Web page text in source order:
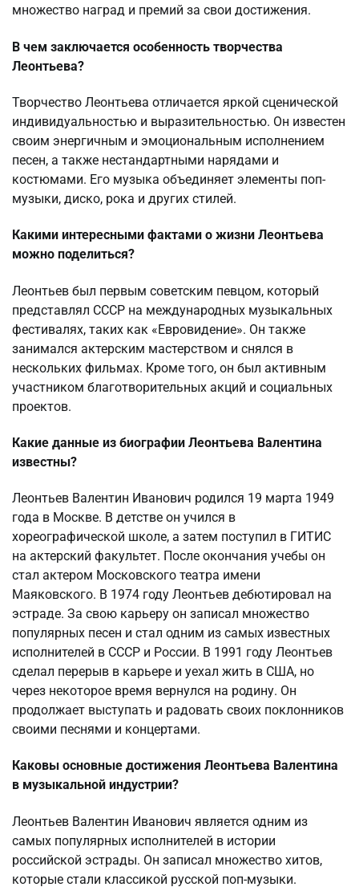
множество наград и премий за свои достижения.
В чем заключается особенность творчества
Леонтьева?
Творчество Леонтьева отличается яркой сценической
индивидуальностью и выразительностью. Он известен
своим энергичным и эмоциональным исполнением
песен, а также нестандартными нарядами и
костюмами. Его музыка объединяет элементы поп-
музыки, диско, рока и других стилей.
Какими интересными фактами о жизни Леонтьева
можно поделиться?
Леонтьев был первым советским певцом, который
представлял СССР на международных музыкальных
фестивалях, таких как «Евровидение». Он также
занимался актерским мастерством и снялся в
нескольких фильмах. Кроме того, он был активным
участником благотворительных акций и социальных
проектов.
Какие данные из биографии Леонтьева Валентина
известны?
Леонтьев Валентин Иванович родился 19 марта 1949
года в Москве. В детстве он учился в
хореографической школе, а затем поступил в ГИТИС
на актерский факультет. После окончания учебы он
стал актером Московского театра имени
Маяковского. В 1974 году Леонтьев дебютировал на
эстраде. За свою карьеру он записал множество
популярных песен и стал одним из самых известных
исполнителей в СССР и России. В 1991 году Леонтьев
сделал перерыв в карьере и уехал жить в США, но
через некоторое время вернулся на родину. Он
продолжает выступать и радовать своих поклонников
своими песнями и концертами.
Каковы основные достижения Леонтьева Валентина
в музыкальной индустрии?
Леонтьев Валентин Иванович является одним из
самых популярных исполнителей в истории
российской эстрады. Он записал множество хитов,
которые стали классикой русской поп-музыки.